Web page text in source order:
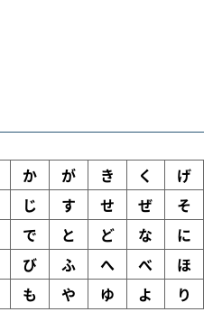
か が き く
げ
じ す せ ぜ
そ
で と ど な
に
び ふ へ べ
ほ
も や ゆ よ
り